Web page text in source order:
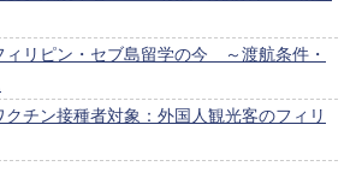
ィリピン・セブ島留学の今 ～渡航条件・
クチン接種者対象：外国人観光客のフィリ